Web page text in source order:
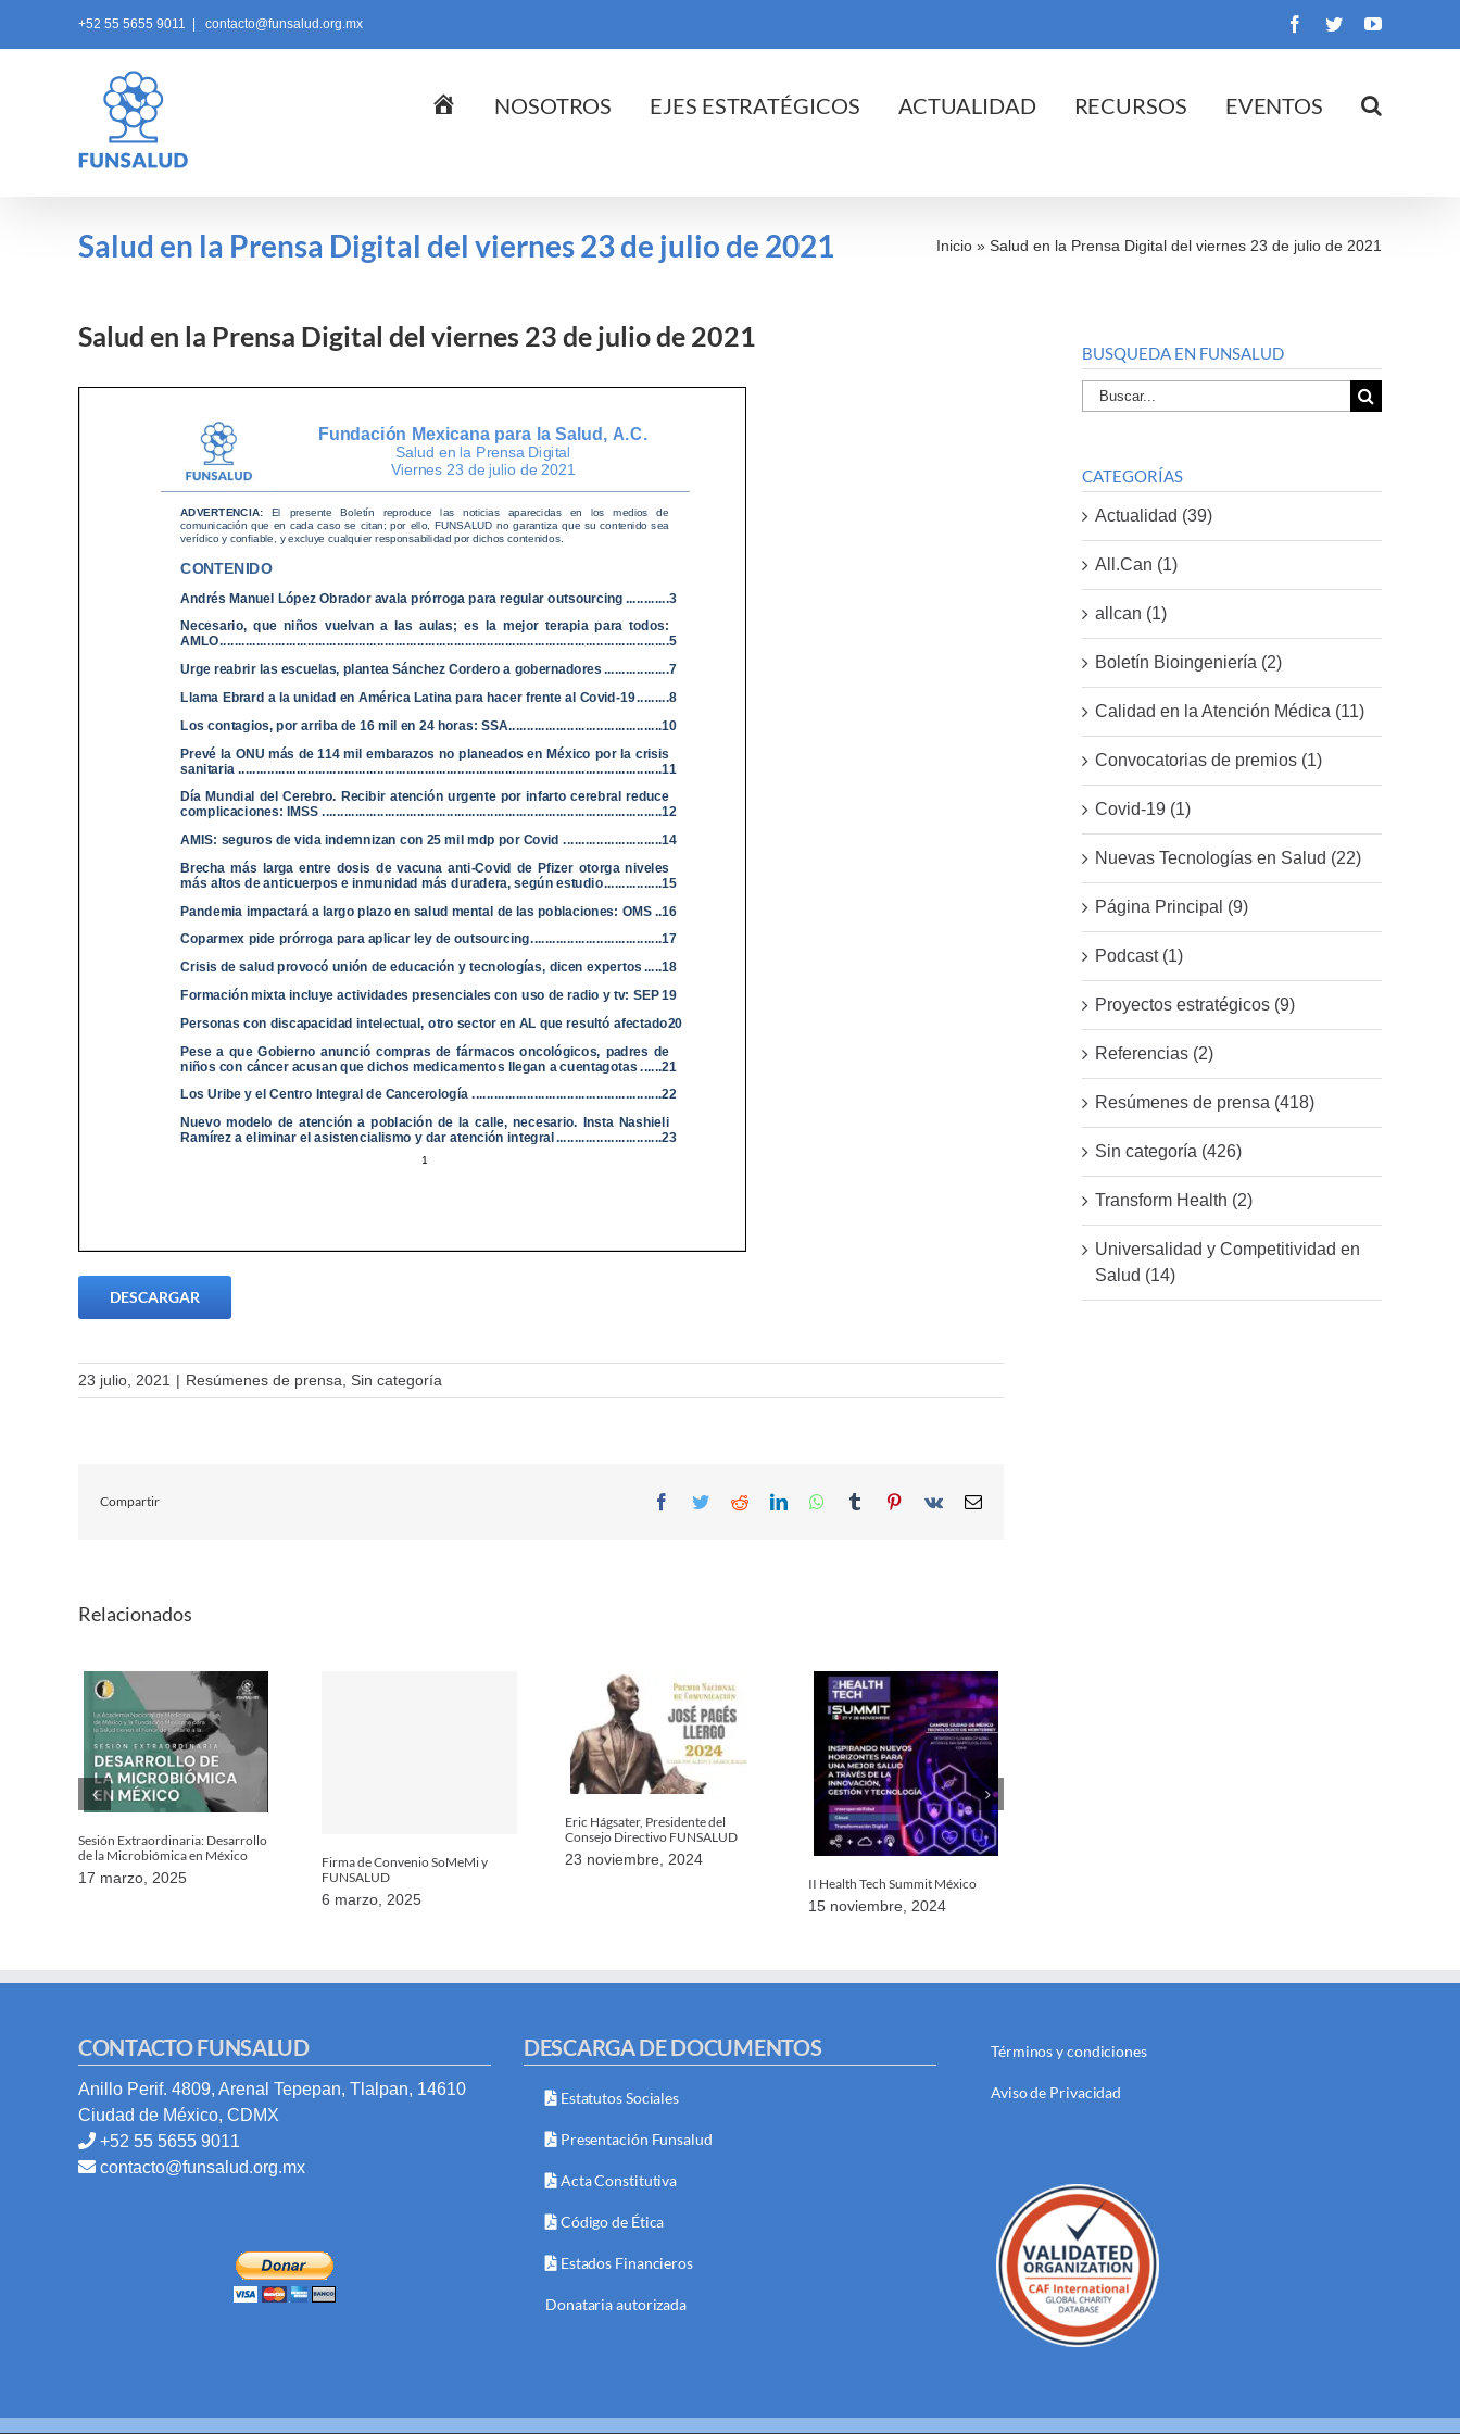
+52 55 5655 9011 contacto@funsalud.org.mx Facebook
TwitterYouTube
InicioNOSOTROS EJES ESTRATÉGICOS ACTUALIDAD RECURSOS EVENTOS
Salud en la Prensa Digital del viernes 23 de julio de 2021 Inicio » Salud en la Prensa Digital del viernes 23 de julio de 2021
Salud en la Prensa Digital del viernes 23 de julio de 2021
DESCARGAR
23 julio, 2021 | Resúmenes de prensa Sin categoría
Compartir Facebook
TwitterRedditLinkedInWhatsApp
Tumblr Pinterest
Vk Email
Relacionados
Sesión Extraordinaria: Desarrollo
de la Microbiómica en México
17 marzo, 2025
Firma de Convenio SoMeMi y
FUNSALUD
6 marzo, 2025
Eric Hágsater, Presidente del
Consejo Directivo FUNSALUD
23 noviembre, 2024
II Health Tech Summit México
15 noviembre, 2024
BUSQUEDA EN FUNSALUD
Buscar
por:
CATEGORÍAS
Actualidad (39)
All.Can (1)
allcan (1)
Boletín Bioingeniería (2)
Calidad en la Atención Médica (11)
Convocatorias de premios (1)
Covid-19 (1)
Nuevas Tecnologías en Salud (22)
Página Principal (9)
Podcast (1)
Proyectos estratégicos (9)
Referencias (2)
Resúmenes de prensa (418)
Sin categoría (426)
Transform Health (2)
Universalidad y Competitividad en
Salud (14)
CONTACTO FUNSALUD
Anillo Perif. 4809, Arenal Tepepan, Tlalpan, 14610
Ciudad de México, CDMX
+52 55 5655 9011
contacto@funsalud.org.mx
DESCARGA DE DOCUMENTOS
Estatutos Sociales
Presentación Funsalud
Acta Constitutiva
Código de Ética
Estados Financieros
Donataria autorizada
Términos y condiciones
Aviso de Privacidad